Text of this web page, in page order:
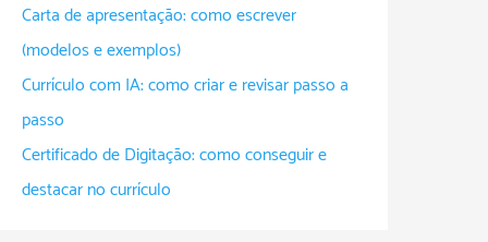
Carta de apresentação: como escrever
(modelos e exemplos)
Currículo com IA: como criar e revisar passo a
passo
Certificado de Digitação: como conseguir e
destacar no currículo